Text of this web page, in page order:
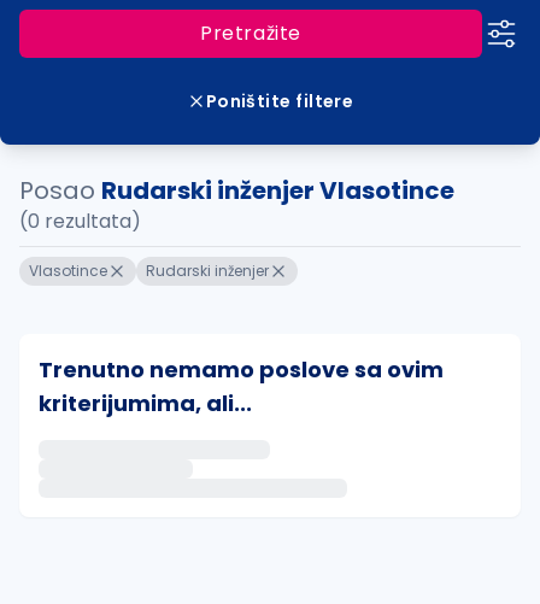
Pretražite
Poništite filtere
Posao Rudarski inženjer Vlasotince
(0 rezultata)
Vlasotince Rudarski inženjer
Trenutno nemamo poslove sa ovim
kriterijumima, ali...